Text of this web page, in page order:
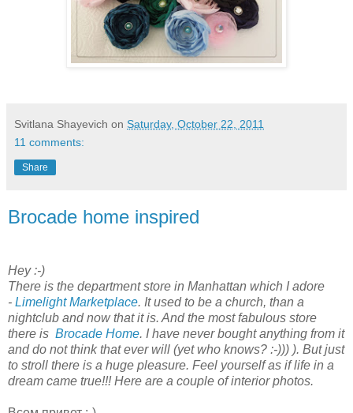
Svitlana Shayevich on Saturday, October 22, 2011
11 comments:
Share
Brocade home inspired
Hey :-)
There is the department store in Manhattan which I adore
- Limelight Marketplace. It used to be a church, than a
nightclub and now that it is. And the most fabulous store
there is Brocade Home. I have never bought anything from it
and do not think that ever will (yet who knows? :-))) ). But just
to stroll there is a huge pleasure. Feel yourself as if life in a
dream came true!!! Here are a couple of interior photos.